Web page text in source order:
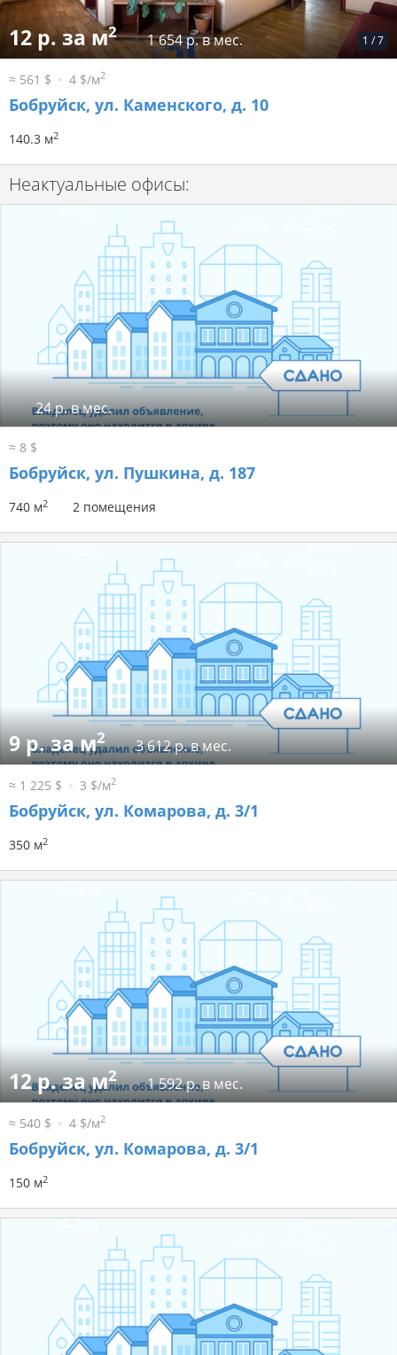
1 /7
12 р. за м2 1 654 р. в мес.
≈ 561 $ 4 $/м2
Бобруйск, ул. Каменского, д. 10
140.3 м2
Неактуальные офисы:
24 р. в мес.
≈ 8 $
Бобруйск, ул. Пушкина, д. 187
740 м2 2 помещения
9 р. за м2 3 612 р. в мес.
≈ 1 225 $ 3 $/м2
Бобруйск, ул. Комарова, д. 3/1
350 м2
12 р. за м2 1 592 р. в мес.
≈ 540 $ 4 $/м2
Бобруйск, ул. Комарова, д. 3/1
150 м2